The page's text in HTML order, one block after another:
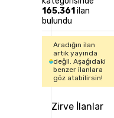
165.361 ilan
bulundu
Aradığın ilan
artık yayında
değil. Aşağıdaki
benzer ilanlara
göz atabilirsin!
Zirve İlanlar